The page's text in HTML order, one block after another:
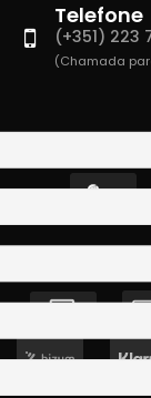
Telefone
(+351) 223
(Chamada